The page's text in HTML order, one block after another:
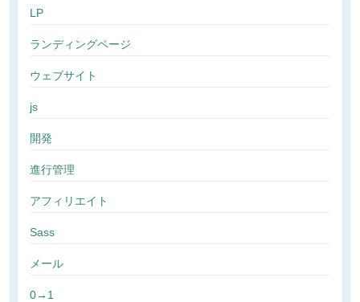
LP
ランディングページ
ウェブサイト
js
開発
進行管理
アフィリエイト
Sass
メール
0→1